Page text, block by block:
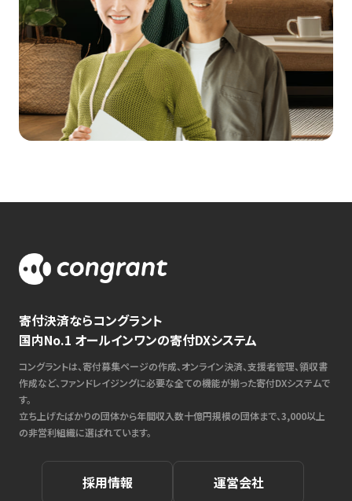
寄付決済ならコングラント
国内No.1 オールインワンの寄付DXシステム
コングラントは、寄付募集ページの作成、オンライン決済、支援者管理、領収書
作成など、ファンドレイジングに必要な全ての機能が揃った寄付DXシステムで
す。
立ち上げたばかりの団体から年間収入数十億円規模の団体まで、3,000以上
の非営利組織に選ばれています。
採用情報 運営会社